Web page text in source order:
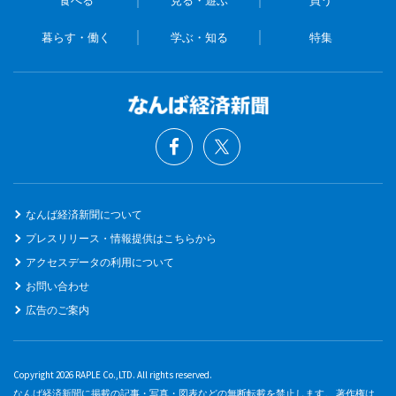
暮らす・働く 学ぶ・知る 特集
なんば経済新聞について
プレスリリース・情報提供はこちらから
アクセスデータの利用について
お問い合わせ
広告のご案内
Copyright 2026 RAPLE Co.,LTD. All rights reserved.
なんば経済新聞に掲載の記事・写真・図表などの無断転載を禁止します。 著作権は